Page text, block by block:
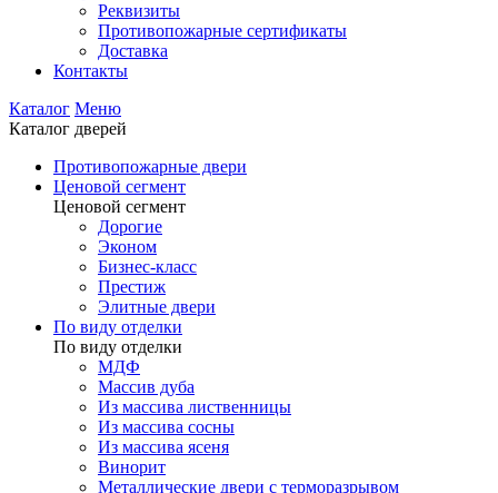
Реквизиты
Противопожарные сертификаты
Доставка
Контакты
Каталог Меню
Каталог дверей
Противопожарные двери
Ценовой сегмент
Ценовой сегмент
Дорогие
Эконом
Бизнес-класс
Престиж
Элитные двери
По виду отделки
По виду отделки
МДФ
Массив дуба
Из массива лиственницы
Из массива сосны
Из массива ясеня
Винорит
Металлические двери с терморазрывом